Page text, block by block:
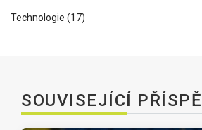
Technologie (17)
SOUVISEJÍCÍ